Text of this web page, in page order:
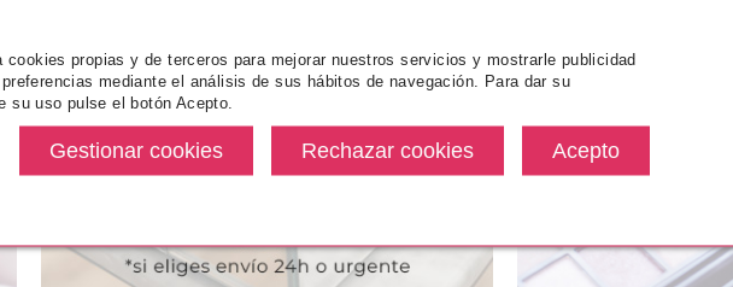
CLOUD
desde
3.20€
BALSAMO LABIAL 3 GR
Pvr 2.99€
-23% 2.29€
PERFILADOR DE LABIOS LIVE
IN FULL BLOOM
-15% 1.95€
propias y de terceros para mejorar nuestros servicios y mostrarle publicidad
mediante el análisis de sus hábitos de navegación. Para dar su
su uso pulse el botón Acepto.